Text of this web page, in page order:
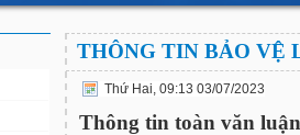
THÔNG TIN BẢO VỆ
Thứ Hai, 09:13 03/07/2023
Thông tin toàn văn